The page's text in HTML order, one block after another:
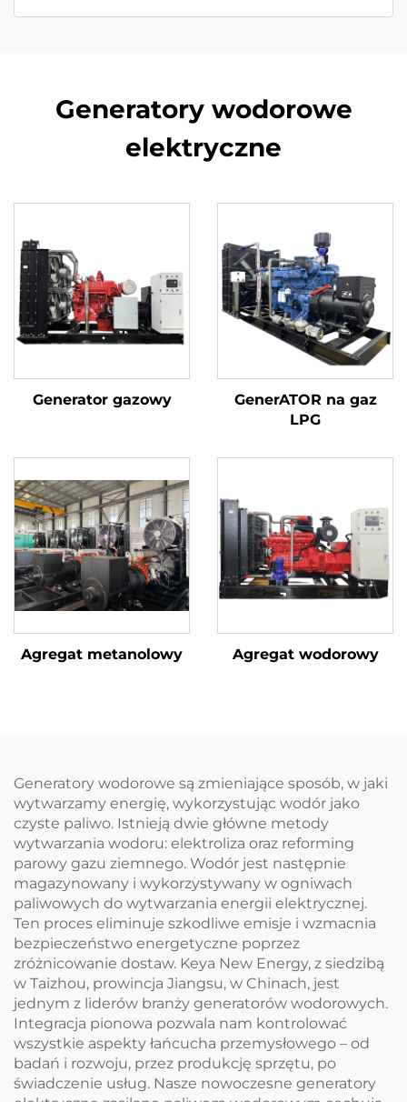
Generatory wodorowe
elektryczne
Generator gazowy
GenerATOR na gaz
LPG
Agregat metanolowy Agregat wodorowy
Generatory wodorowe są zmieniające sposób, w jaki
wytwarzamy energię, wykorzystując wodór jako
czyste paliwo. Istnieją dwie główne metody
wytwarzania wodoru: elektroliza oraz reforming
parowy gazu ziemnego. Wodór jest następnie
magazynowany i wykorzystywany w ogniwach
paliwowych do wytwarzania energii elektrycznej.
Ten proces eliminuje szkodliwe emisje i wzmacnia
bezpieczeństwo energetyczne poprzez
zróżnicowanie dostaw. Keya New Energy, z siedzibą
w Taizhou, prowincja Jiangsu, w Chinach, jest
jednym z liderów branży generatorów wodorowych.
Integracja pionowa pozwala nam kontrolować
wszystkie aspekty łańcucha przemysłowego – od
badań i rozwoju, przez produkcję sprzętu, po
świadczenie usług. Nasze nowoczesne generatory